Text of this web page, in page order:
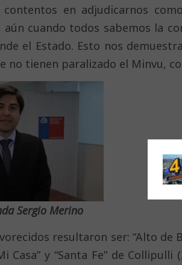
contentos en adjudicarnos
aún cuando todos sabemos la
el Estado. Esto nos
no tienen paralizado el Minvu,
Sergio Merino
resultaron ser: “Alto de
Casa” y “Santa Fe” de Collipulli